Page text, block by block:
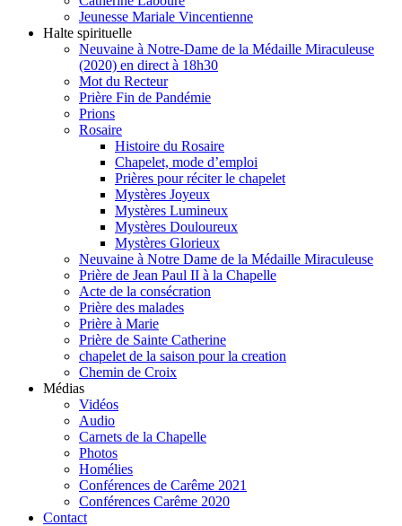
Jeunesse Mariale Vincentienne
Halte spirituelle
Neuvaine à Notre-Dame de la Médaille Miraculeuse
(2020) en direct à 18h30
Mot du Recteur
Prière Fin de Pandémie
Prions
Rosaire
Histoire du Rosaire
Chapelet, mode d’emploi
Prières pour réciter le chapelet
Mystères Joyeux
Mystères Lumineux
Mystères Douloureux
Mystères Glorieux
Neuvaine à Notre Dame de la Médaille Miraculeuse
Prière de Jean Paul II à la Chapelle
Acte de la consécration
Prière des malades
Prière à Marie
Prière de Sainte Catherine
chapelet de la saison pour la creation
Chemin de Croix
Médias
Vidéos
Audio
Carnets de la Chapelle
Photos
Homélies
Conférences de Carême 2021
Conférences Carême 2020
Contact